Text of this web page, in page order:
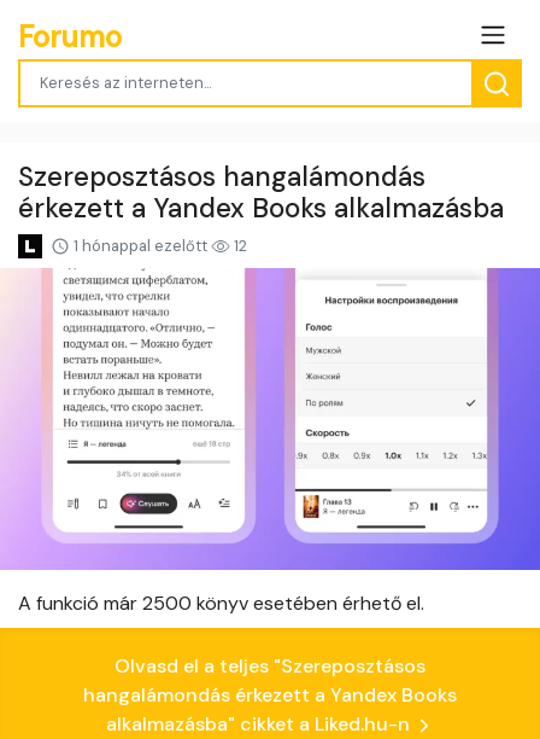
Forumo
Szereposztásos hangalámondás
érkezett a Yandex Books alkalmazásba
1 hónappal ezelőtt 12
A funkció már 2500 könyv esetében érhető el.
Olvasd el a teljes "Szereposztásos
hangalámondás érkezett a Yandex Books
alkalmazásba" cikket a Liked.hu-n